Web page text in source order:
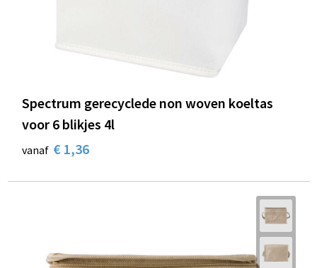
Spectrum gerecyclede non woven koeltas
voor 6 blikjes 4l
vanaf € 1,36